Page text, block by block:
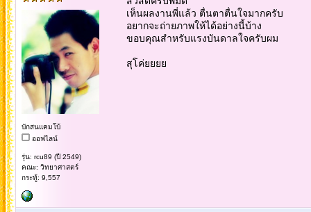
บักสนแคมโบ้
ออฟไลน์
รุ่น: rcu89 (ปี 2549)
คณะ: วิทยาศาสตร์
กระทู้: 9,557
เห็นผลงานพี่แล้ว ตื่นตาตื่นใจมากครับ
อยากจะถ่ายภาพให้ได้อย่างนี้บ้าง
ขอบคุณสำหรับแรงบันดาลใจครับผม
สุโค่ยยยย